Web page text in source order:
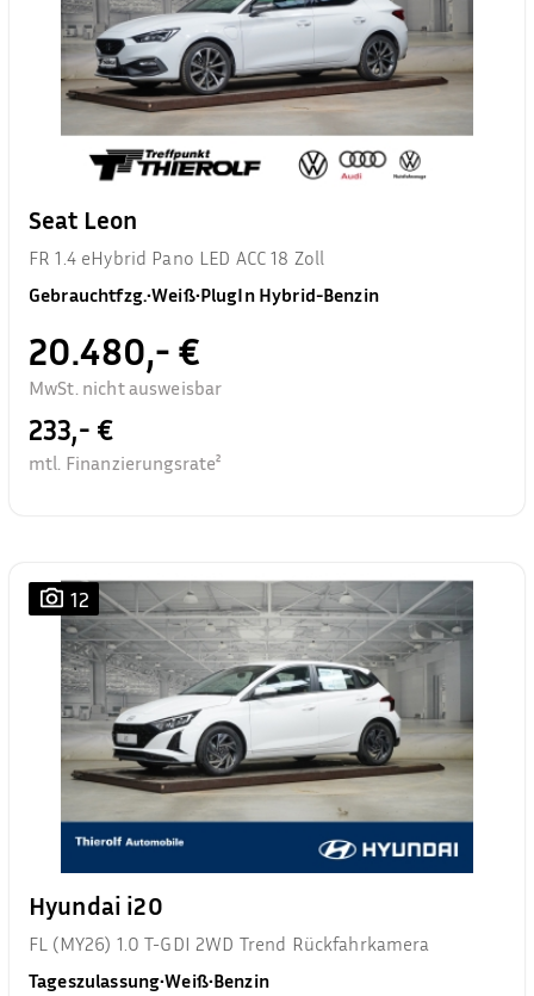
Seat Leon
FR 1.4 eHybrid Pano LED ACC 18 Zoll
Gebrauchtfzg.•Weiß•PlugIn Hybrid-Benzin
20.480,- €
MwSt. nicht ausweisbar
233,- €
mtl. Finanzierungsrate²
12
Hyundai i20
FL (MY26) 1.0 T-GDI 2WD Trend Rückfahrkamera
Tageszulassung•Weiß•Benzin